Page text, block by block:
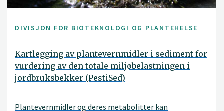
DIVISJON FOR BIOTEKNOLOGI OG PLANTEHELSE
Kartlegging av plantevernmidler i sediment for
vurdering av den totale miljøbelastningen i
jordbruksbekker (PestiSed)
Plantevernmidler og deres metabolitter kan